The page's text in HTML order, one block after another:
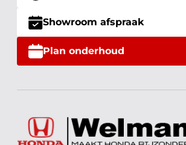
Showroom afspraak
Plan onderhoud